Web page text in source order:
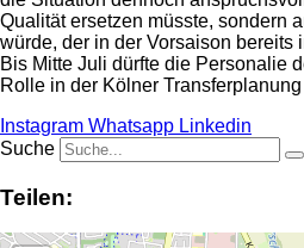
Qualität ersetzen müsste, sondern
würde, der in der Vorsaison bereits
Bis Mitte Juli dürfte die Personalie
Rolle in der Kölner
Instagram Whatsapp Linkedin
Suche
Teilen: